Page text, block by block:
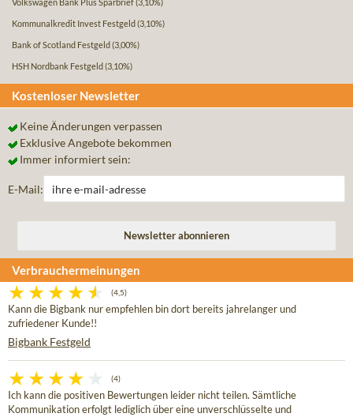
Volkswagen Bank Plus Sparbrief(3,10%)
Kommunalkredit Invest Festgeld (3,10%)
Bank of Scotland Festgeld (3,00%)
HSH Nordbank Festgeld (3,10%)
Kostenloser Newsletter
Keine Änderungen verpassen
Exklusive Angebote bekommen
Immer informiert sein:
E-Mail:
Verbrauchermeinungen
(4,5)
Kann die Bigbank nur empfehlen bin dort bereits jahrelanger und
zufriedener Kunde!!
Bigbank Festgeld
(4)
Ich kann die positiven Bewertungen leider nicht teilen. Sämtliche
Kommunikation erfolgt lediglich über eine unverschlüsselte und